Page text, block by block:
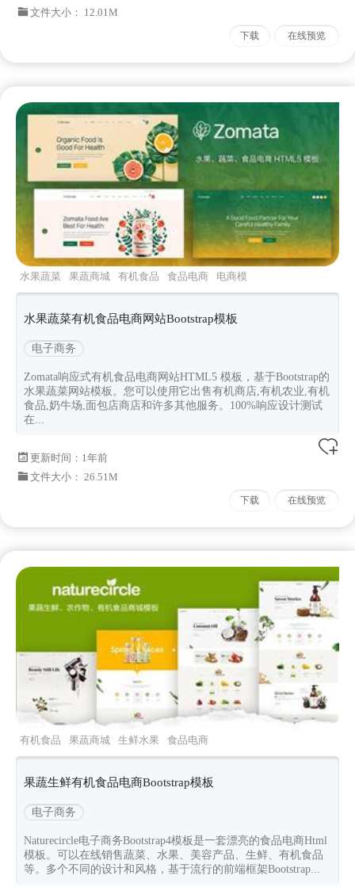
文件大小： 12.01M
下载 在线预览
水果蔬菜 果蔬商城 有机食品 食品电商
电商模
板
水果蔬菜有机食品电商网站Bootstrap模板
电子商务
Zomata响应式有机食品电商网站HTML5 模板，基于Bootstrap的
水果蔬菜网站模板。您可以使用它出售有机商店,有机农业,有机
食品,奶牛场,面包店商店和许多其他服务。100%响应设计测试
在...
更新时间： 1年前
文件大小： 26.51M
下载 在线预览
有机食品 果蔬商城 生鲜水果
食品电商
bootstrap模板
果蔬生鲜有机食品电商Bootstrap模板
电子商务
Naturecircle电子商务Bootstrap4模板是一套漂亮的食品电商Html
模板。可以在线销售蔬菜、水果、美容产品、生鲜、有机食品
等。多个不同的设计和风格，基于流行的前端框架Bootstrap...